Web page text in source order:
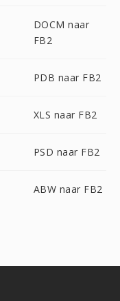
DOCM naar
FB2
PDB naar FB2
XLS naar FB2
PSD naar FB2
ABW naar FB2